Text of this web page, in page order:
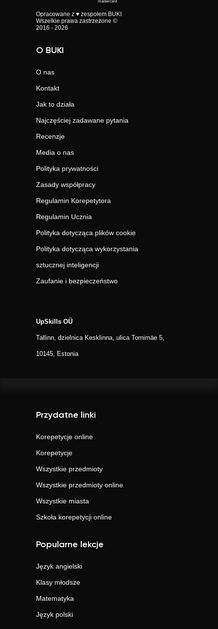
Opracowane z ♥ zespołem BUKI
Wszelkie prawa zastrzeżone ©
2016 - 2026
O BUKI
O nas
Kontakt
Jak to działa
Najczęściej zadawane pytania
Recenzje
Media o nas
Polityka prywatności
Zasady współpracy
Regulamin Korepetytora
Regulamin Ucznia
Polityka dotycząca plików cookie
Polityka dotycząca wykorzystania
sztucznej inteligencji
Zaufanie i bezpieczeństwo
UpSkills OÜ
Tallinn, dzielnica Kesklinna, ulica Tornimäe 5,
10145, Estonia
Przydatne linki
Korepetycje online
Korepetycje
Wszystkie przedmioty
Wszystkie przedmioty online
Wszystkie miasta
Szkoła korepetycji online
Popularne lekcje
Język angielski
Klasy młodsze
Matematyka
Język polski